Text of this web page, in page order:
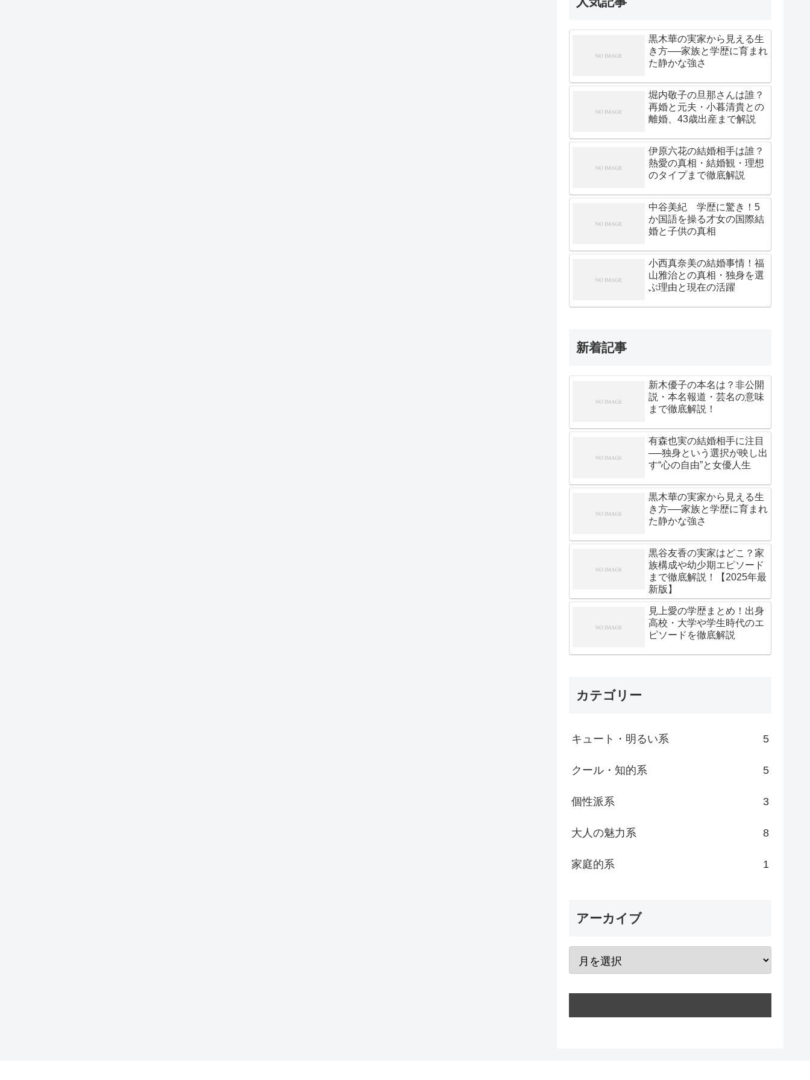
黒木華の実家から見える生
き方──家族と学歴に育まれ
た静かな強さ
堀内敬子の旦那さんは誰？
再婚と元夫・小暮清貴との
離婚、43歳出産まで解説
伊原六花の結婚相手は誰？
熱愛の真相・結婚観・理想
のタイプまで徹底解説
中谷美紀 学歴に驚き！5
か国語を操る才女の国際結
婚と子供の真相
小西真奈美の結婚事情！福
山雅治との真相・独身を選
ぶ理由と現在の活躍
新着記事
新木優子の本名は？非公開
説・本名報道・芸名の意味
まで徹底解説！
有森也実の結婚相手に注目
──独身という選択が映し出
す“心の自由”と女優人生
黒木華の実家から見える生
き方──家族と学歴に育まれ
た静かな強さ
黒谷友香の実家はどこ？家
族構成や幼少期エピソード
まで徹底解説！【2025年最
新版】
見上愛の学歴まとめ！出身
高校・大学や学生時代のエ
ピソードを徹底解説
カテゴリー
キュート・明るい系 5
クール・知的系 5
個性派系 3
大人の魅力系 8
家庭的系 1
アーカイブ